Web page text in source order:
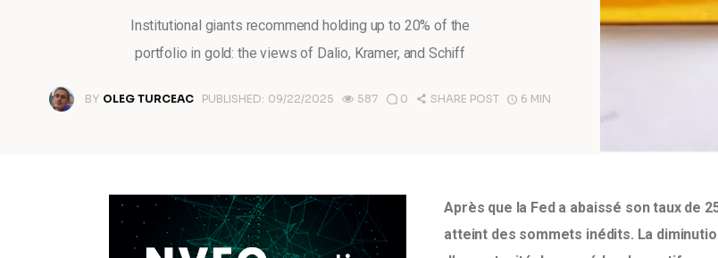
Institutional giants recommend holding up to 20% of the
portfolio in gold: the views of Dalio, Kramer, and Schiff
BY OLEG TURCEAC PUBLISHED: 09/22/2025 587 0 SHARE POST 6 MIN
Après que la Fed a abaissé son taux de
atteint des sommets inédits. La